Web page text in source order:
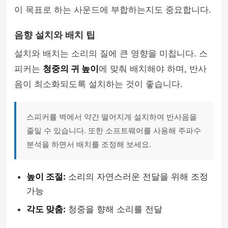
이 목표로 하는 사운드에 부합하는지도 중요합니다.
음향 설치와 배치 팁
설치와 배치는 소리의 질에 큰 영향을 미칩니다. 스
피커는 청중의 귀 높이 에 맞춰 배치해야 하며, 반사
음이 최소화되도록 설치하는 것이 좋습니다.
스피커를 벽에서 약간 떨어지게 설치하여 반사음을
줄일 수 있습니다. 또한 소프트웨어를 사용해 주파수
분석을 하면서 배치를 조정해 보세요.
높이 조절: 소리의 자연스러운 전달을 위해 조정
가능
각도 맞춤: 청중을 향해 소리를 전달